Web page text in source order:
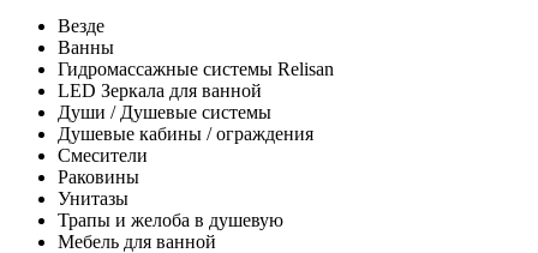
Везде
Ванны
Гидромассажные системы Relisan
LED Зеркала для ванной
Души / Душевые системы
Душевые кабины / ограждения
Смесители
Раковины
Унитазы
Трапы и желоба в душевую
Мебель для ванной